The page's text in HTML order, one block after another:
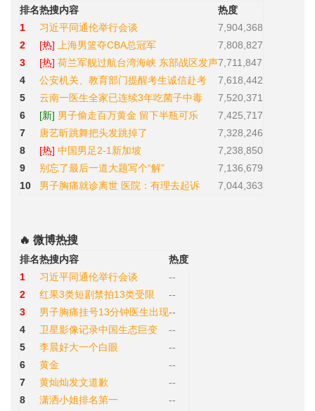
排名热搜内容
热度
1
习近平同通伦举行会谈
7,904,368
2
[热] 上海男篮夺CBA总冠军
7,808,827
3
[热] 荷兰军舰过航台湾海峡 东部战区发声7,711,847
4
公安机关、教育部门提醒考生诚信赴考
7,618,442
5
云南一医生全家已连续3年吃菌子中毒
7,520,371
6
[新] 男子偷走百万黄金 留下半瓶可乐
7,425,717
7
唐艺昕跳舞把头发跳掉了
7,328,246
8
[热] 中国男足2-1新加坡
7,238,850
9
别忘了最后一道大题写个“解”
7,136,679
10
男子胸痛就诊离世 医院：有理去起诉 7,044,363
🔥 微博热搜
排名热搜内容
热度
1
习近平同通伦举行会谈
--
2
红果3类短剧禁拍13类受限
--
3
男子胸痛挂号13分钟医生出现--
4
卫星影像记录中国生态巨变
--
5
李晨好大一个白眼
--
6
黄金
--
7
黄灿灿发文道歉
--
8
潇洒小姐排名第一
--